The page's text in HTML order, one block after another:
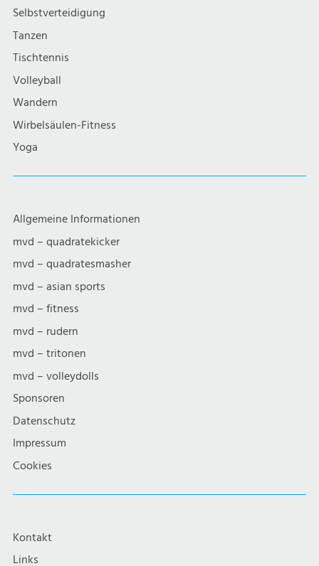
Selbstverteidigung
Tanzen
Tischtennis
Volleyball
Wandern
Wirbelsäulen-Fitness
Yoga
Allgemeine Informationen
mvd – quadratekicker
mvd – quadratesmasher
mvd – asian sports
mvd – fitness
mvd – rudern
mvd – tritonen
mvd – volleydolls
Sponsoren
Datenschutz
Impressum
Cookies
Kontakt
Links